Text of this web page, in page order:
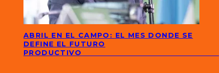
ABRIL EN EL CAMPO: EL MES DONDE SE
DEFINE EL FUTURO
PRODUCTIVO